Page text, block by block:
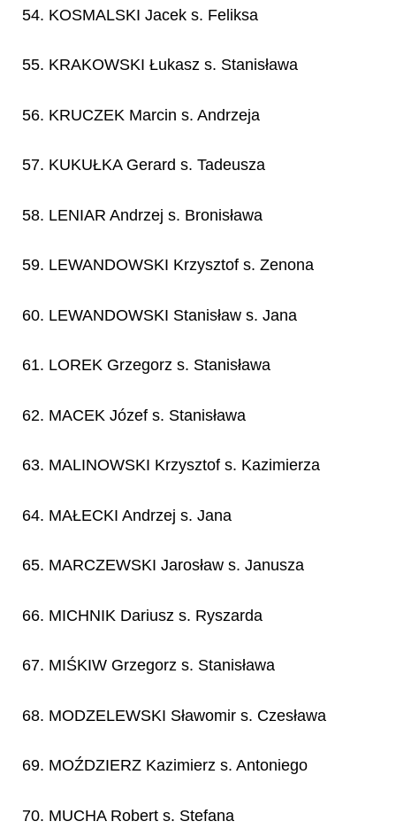
54. KOSMALSKI Jacek s. Feliksa
55. KRAKOWSKI Łukasz s. Stanisława
56. KRUCZEK Marcin s. Andrzeja
57. KUKUŁKA Gerard s. Tadeusza
58. LENIAR Andrzej s. Bronisława
59. LEWANDOWSKI Krzysztof s. Zenona
60. LEWANDOWSKI Stanisław s. Jana
61. LOREK Grzegorz s. Stanisława
62. MACEK Józef s. Stanisława
63. MALINOWSKI Krzysztof s. Kazimierza
64. MAŁECKI Andrzej s. Jana
65. MARCZEWSKI Jarosław s. Janusza
66. MICHNIK Dariusz s. Ryszarda
67. MIŚKIW Grzegorz s. Stanisława
68. MODZELEWSKI Sławomir s. Czesława
69. MOŹDZIERZ Kazimierz s. Antoniego
70. MUCHA Robert s. Stefana